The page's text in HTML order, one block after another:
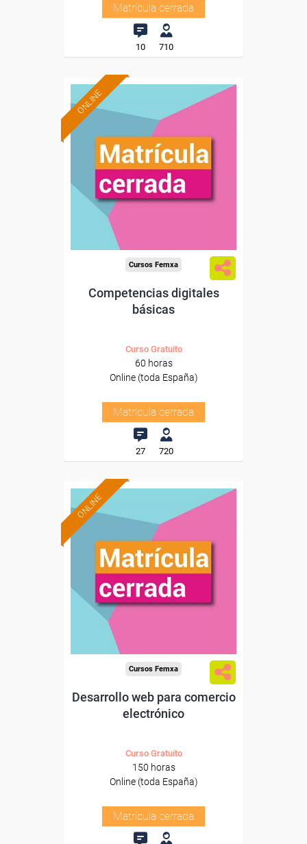
Matrícula cerrada
10 710
ONLINE
Cursos Femxa
Competencias digitales
básicas
Curso Gratuito
60 horas
Online (toda España)
Matrícula cerrada
27 720
ONLINE
Cursos Femxa
Desarrollo web para comercio
electrónico
Curso Gratuito
150 horas
Online (toda España)
Matrícula cerrada